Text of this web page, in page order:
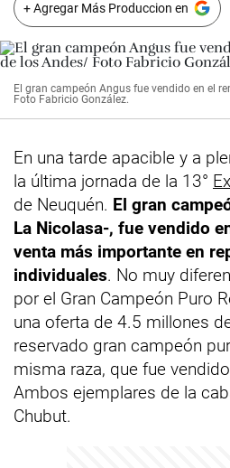
+ Agregar Más Produccion en
El gran campeón Angus fue vendido en el
Foto Fabricio González.
En una tarde apacible y a
la última jornada de la 13°
de Neuquén. El gran
La Nicolasa-, fue vendido
venta más importante en
individuales. No muy
por el Gran Campeón Puro
una oferta de 4.5 millones
reservado gran campeón
misma raza, que fue
Ambos ejemplares de la
Chubut.